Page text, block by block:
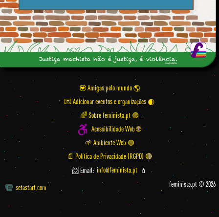
💟 Amigas pelo mundo
💌 Adicionar eventos e organizações
🌈 Sobre feminista.pt 🟣
Acessibilidade Web 🌐
🌱 Ambiente Web 🟢
📄 Política de Privacidade (RGPD) 🔴
📨 Email: info@feminista.pt 💄
setastart.com feminista.pt © 2026